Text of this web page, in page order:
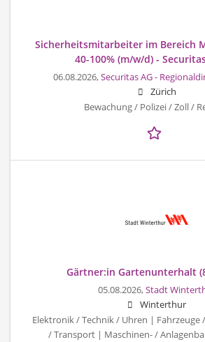
Sicherheitsmitarbeiter im Bereich
40-100% (m/w/d) -
06.08.2026,Securitas AG -
Zürich
Bewachung / Polizei / Zoll /
Gärtner:in Gartenunterhalt
05.08.2026,Stadt
Winterthur
Elektronik / Technik / Uhren | Fahrzeuge
/ Transport | Maschinen- /